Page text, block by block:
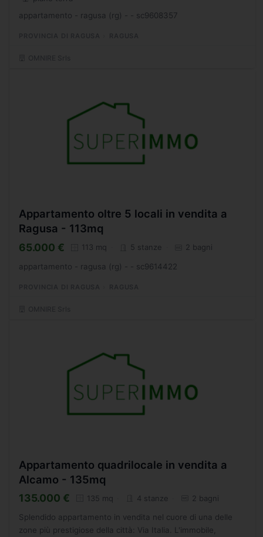
appartamento - ragusa (rg) - - sc9608357
Appartamento oltre 5 locali in vendita a
Ragusa - 113mq
65.000 € 113 mq 5 stanze 2 bagni
appartamento - ragusa (rg) - - sc9614422
Appartamento quadrilocale in vendita a
Alcamo - 135mq
135.000 € 135 mq 4 stanze 2 bagni
Splendido appartamento in vendita nel cuore di una delle
zone più prestigiose della città: Via Italia. L'immobile,